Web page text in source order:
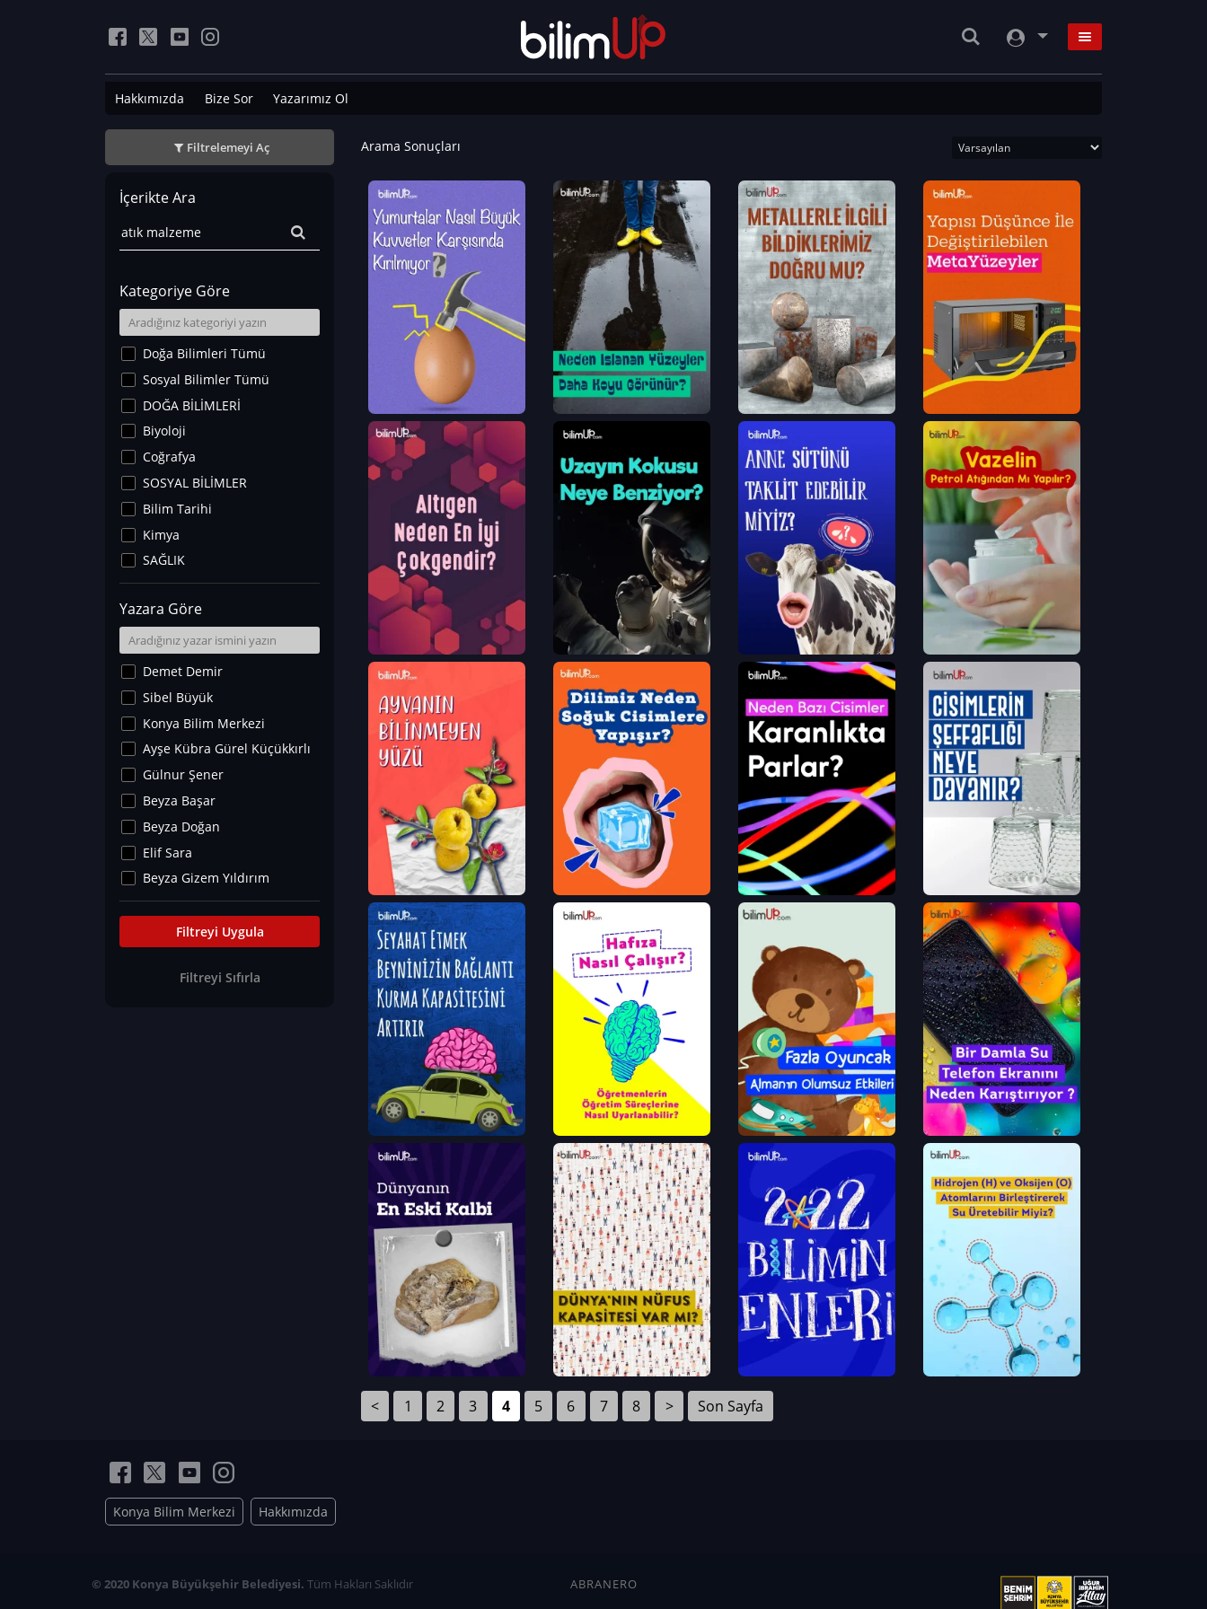
Hakkımızda Bize Sor Yazarımız Ol
Filtrelemeyi Aç
İçerikte Ara
Kategoriye Göre
Doğa Bilimleri Tümü
Sosyal Bilimler Tümü
DOĞA BİLİMLERİ
Biyoloji
Coğrafya
SOSYAL BİLİMLER
Bilim Tarihi
Kimya
SAĞLIK
Sanat Tarihi
Fizik
Yer Bilimleri
Astronomi ve Uzay
Noroloji
Matematik
Teknoloji
İklim Değişikliği
Arkeoloji
Kültür&Sanat
Yaşam Tavsiyeleri
Merakoloji
Eğitim Bilimleri
Yazara Göre
Demet Demir
Sibel Büyük
Konya Bilim Merkezi
Ayşe Kübra Gürel Küçükkırlı
Gülnur Şener
Beyza Başar
Beyza Doğan
Elif Sara
Beyza Gizem Yıldırım
İlknur İyigökler
Büşra Elif Kıvrak
Can TORUN
Filtreyi Uygula
Filtreyi Sıfırla
Arama Sonuçları
< 1 2 3 4 5 6 7 8 > Son Sayfa
Konya Bilim Merkezi Hakkımızda
© 2020 Konya Büyükşehir Belediyesi. Tüm Hakları Saklıdır ABRANERO